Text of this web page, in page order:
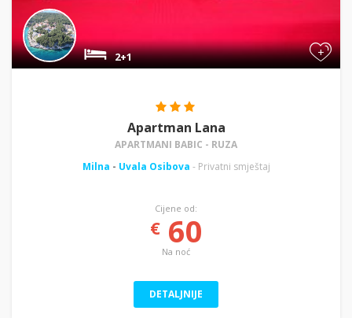
+
2+1
Apartman Lana
APARTMANI BABIC - RUZA
Milna - Uvala Osibova - Privatni smještaj
Cijene od:
€60
Na noć
DETALJNIJE